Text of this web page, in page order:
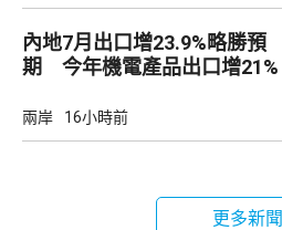
內地7月出口增23.9%略勝預
期 今年機電產品出口增21%
兩岸 16小時前
更多新聞